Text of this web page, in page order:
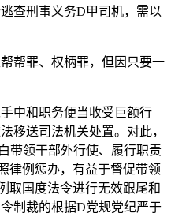
查刑事义务D甲司机，需以
罪、权柄罪，但因只要一
和职务便当收受巨额行
移送司法机关处置。对此，
带领干部外行使、履行职责
律例惩办，有益于督促带领
取国度法令进行无效跟尾和
制裁的根据D党规党纪严于